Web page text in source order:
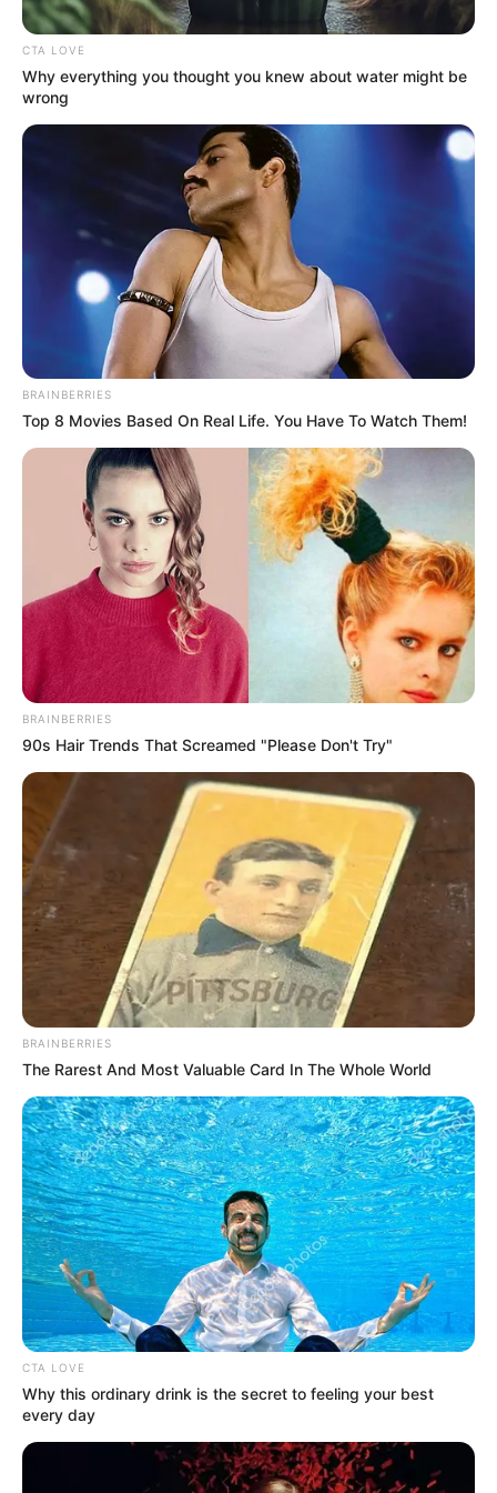
Friss hírek
Ilyen még nem történt ezelőtt
Magyarországon! Majka letarolta
a Facebookot posztjával…EZ
rekord
Szerző September 18, 2025
Majka egyetlen poszttal letarolta az internetet. A
rapper vasárnapi bejegyzése minden korábbit
túlszárnyalt, és az elmúlt évtized legnépszerűbb
magyar posztjává vált. Az előadó hosszú
ezren lájkolták, és összességében több mint 193
CTA LOVE
Why everything you thought you knew about water might be
wrong
BRAINBERRIES
Top 8 Movies Based On Real Life. You Have To Watch Them!
BRAINBERRIES
90s Hair Trends That Screamed "Please Don't Try"
BRAINBERRIES
The Rarest And Most Valuable Card In The Whole World
CTA LOVE
Why this ordinary drink is the secret to feeling your best
every day